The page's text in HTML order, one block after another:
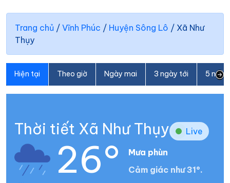
Trang chủ / Vĩnh Phúc / Huyện Sông Lô / Xã Như
Thụy
Hiện tại Theo giờ Ngày mai 3 ngày tới 5
Thời tiết Xã Như Thụy Live
26°
Mưa phùn
Cảm giác như 31°.